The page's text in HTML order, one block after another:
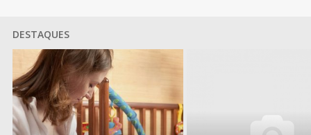
DESTAQUES